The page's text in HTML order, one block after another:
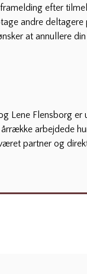
efter
andre deltagere
at annullere
Lene Flensborg
årrække arbejdede
partner og